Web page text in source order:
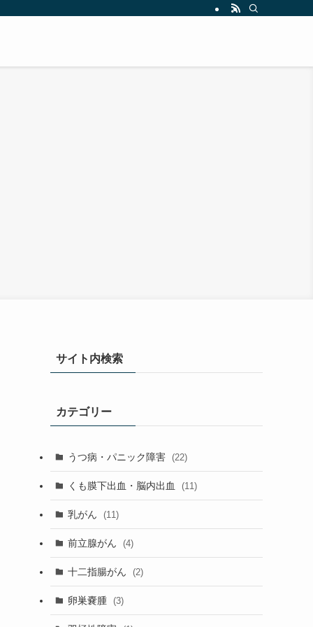
サイト内検索
カテゴリー
うつ病・パニック障害 (22)
くも膜下出血・脳内出血 (11)
乳がん (11)
前立腺がん (4)
十二指腸がん (2)
卵巣嚢腫 (3)